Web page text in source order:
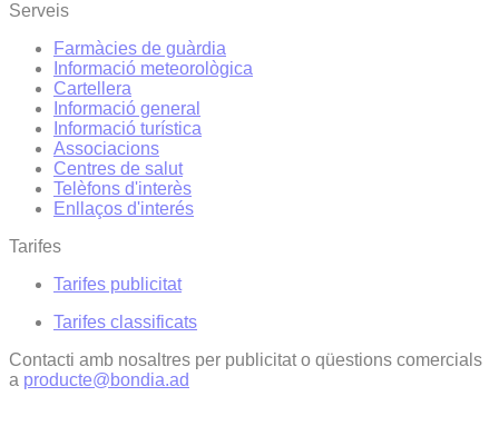
Serveis
Farmàcies de guàrdia
Informació meteorològica
Cartellera
Informació general
Informació turística
Associacions
Centres de salut
Telèfons d'interès
Enllaços d'interés
Tarifes
Tarifes publicitat
Tarifes classificats
Contacti amb nosaltres per publicitat o qüestions comercials
a producte@bondia.ad